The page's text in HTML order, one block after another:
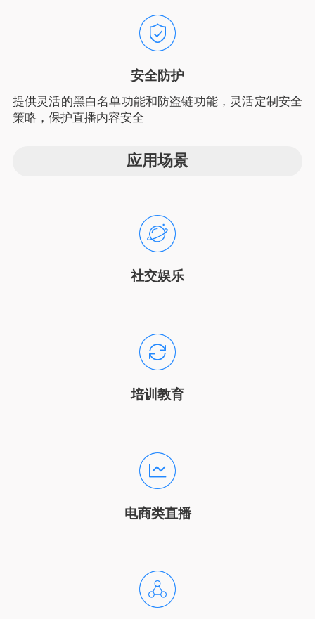
安全防护
提供灵活的黑白名单功能和防盗链功能，灵活定制安全
策略，保护直播内容安全
应用场景
社交娱乐
培训教育
电商类直播